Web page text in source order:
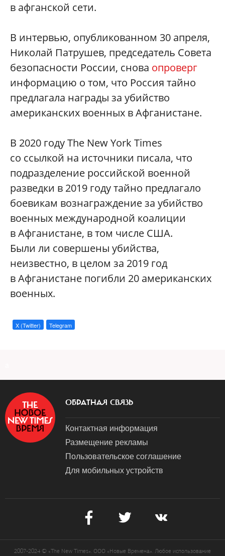
в афганской сети.
В интервью, опубликованном 30 апреля,
Николай Патрушев, председатель Совета
безопасности России, снова опроверг
информацию о том, что Россия тайно
предлагала награды за убийство
американских военных в Афганистане.
В 2020 году The New York Times
со ссылкой на источники писала, что
подразделение российской военной
разведки в 2019 году тайно предлагало
боевикам вознаграждение за убийство
военных международной коалиции
в Афганистане, в том числе США.
Были ли совершены убийства,
неизвестно, в целом за 2019 год
в Афганистане погибли 20 американских
военных.
X (Twitter) Telegram
ОБРАТНАЯ СВЯЗЬ
Контактная информация
Размещение рекламы
Пользовательское соглашение
Для мобильных устройств
2007-2024 © «The New Times». ООО «Новые Времена». Любое использование